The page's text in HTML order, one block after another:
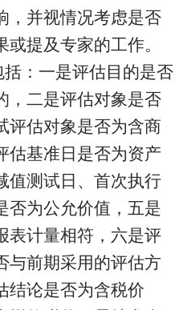
，并视情况考虑是否
提及专家的工作。
：一是评估目的是否
，二是评估对象是否
评估对象是否为含商
估基准日是否为资产
值测试日、首次执行
否为公允价值，五是
表计量相符，六是评
与前期采用的评估方
结论是否为含税价